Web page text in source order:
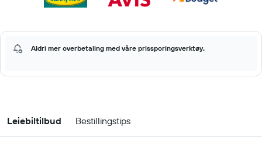
Aldri mer overbetaling med våre prissporingsverktøy.
Leiebiltilbud Bestillingstips